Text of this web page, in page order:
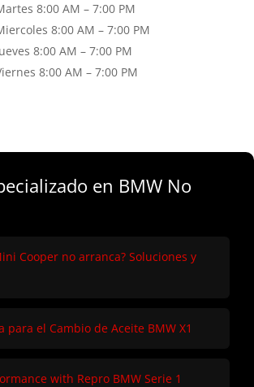
8:00 AM – 7:00 PM
8:00 AM – 7:00 PM
8:00 AM – 7:00 PM
8:00 AM – 7:00 PM
en BMW No
Cooper no arranca? Soluciones y
para el Cambio de Aceite BMW X1
with Repro BMW Serie 1